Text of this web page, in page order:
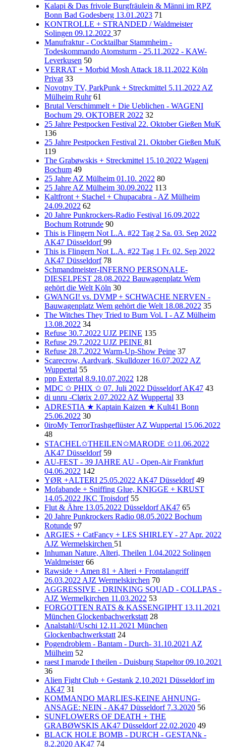
Kalapi & Das frivole Burgfräulein & Männi im RPZ
Bonn Bad Godesberg 13.01.2023 71
KONTROLLE + STRANDED / Waldmeister
Solingen 09.12.2022 37
Manufraktur - Cocktailbar Stammheim -
Todeskommando Atomsturm - 25.11.2022 - KAW-
Leverkusen 50
VERRAT + Morbid Mosh Attack 18.11.2022 Köln
Privat 33
Novotny TV, ParkPunk + Streckmittel 5.11.2022 AZ
Mülheim Ruhr 61
Brutal Verschimmelt + Die Ueblichen - WAGENI
Bochum 29. OKTOBER 2022 32
25 Jahre Pestpocken Festival 22. Oktober Gießen MuK
136
25 Jahre Pestpocken Festival 21. Oktober Gießen MuK
119
The Grabøwskis + Streckmittel 15.10.2022 Wageni
Bochum 49
25 Jahre AZ Mülheim 01.10. 2022 80
25 Jahre AZ Mülheim 30.09.2022 113
Kaltfront + Stachel + Chupacabra - AZ Mülheim
24.09.2022 62
20 Jahre Punkrockers-Radio Festival 16.09.2022
Bochum Rotrunde 90
This is Flingern Not L.A. #22 Tag 2 Sa. 03. Sep 2022
AK47 Düsseldorf99
This is Flingern Not L.A. #22 Tag 1 Fr. 02. Sep 2022
AK47 Düsseldorf 78
Schmandmeister-INFERNO PERSONALE-
DIESELPEST 28.08.2022 Bauwagenplatz Wem
gehört die Welt Köln 30
GWANGI! vs. DVMP + SCHWACHE NERVEN -
Bauwagenplatz Wem gehört die Welt 18.08.2022 35
The Witches They Tried to Burn Vol. I - AZ Mülheim
13.08.2022 34
Refuse 30.7.2022 UJZ PEINE 135
Refuse 29.7.2022 UJZ PEINE 81
Refuse 28.7.2022 Warm-Up-Show Peine 37
Scarecrow, Aardvark, Skulldozer 16.07.2022 AZ
Wuppertal 55
ppp Extertal 8.9.10.07.2022 128
MDC ✩ PHIX ✩ 07. Juli 2022 Düsseldorf AK47 43
di unru -Clørix 2.07.2022 AZ Wuppertal 33
ADRESTIA ★ Kaptain Kaizen ★ Kult41 Bonn
25.06.2022 30
0iroMy TerrorTrashgeflüster AZ Wuppertal 15.06.2022
48
STACHEL✩THEILEN✩MARODE ✩11.06.2022
AK47 Düsseldorf 59
AU-FEST - 39 JAHRE AU - Open-Air Frankfurt
04.06.2022 142
YØR +ALTERI 25.05.2022 AK47 Düsseldorf 49
Mofabande + Sniffing Glue, KNIGGE + KRUST
14.05.2022 JKC Troisdorf 55
Flut & Ähre 13.05.2022 Düsseldorf AK47 65
20 Jahre Punkrockers Radio 08.05.2022 Bochum
Rotunde 97
ARGIES + CatFancy + LES SHIRLEY - 27 Apr. 2022
AJZ Wermelskirchen 51
Inhuman Nature, Alteri, Theilen 1.04.2022 Solingen
Waldmeister 66
Rawside + Amen 81 + Alteri + Frontalangriff
26.03.2022 AJZ Wermelskirchen 70
AGGRESSIVE - DRINKING SQUAD - COLLPAS -
AJZ Wermelkirchen 11.03.2022 53
FORGOTTEN RATS & KASSENGIPHT 13.11.2021
München Glockenbachwerkstatt 28
Analstahl//Uschi 12.11.2021 München
Glockenbachwerkstatt 24
Pogendroblem - Bantam - Durch- 31.10.2021 AZ
Mülheim 52
raest I marode I theilen - Duisburg Stapeltor 09.10.2021
36
Alien Fight Club + Gestank 2.10.2021 Düsseldorf im
AK47 31
KOMMANDO MARLIES-KEINE AHNUNG-
ANSAGE: NEIN - AK47 Düsseldorf 7.3.2020 56
SUNFLOWERS OF DEATH + THE
GRABØWSKIS AK47 Düsseldorf 22.02.2020 49
BLACK HOLE BOMB - DURCH - GESTANk -
8.2.2020 AK47 74